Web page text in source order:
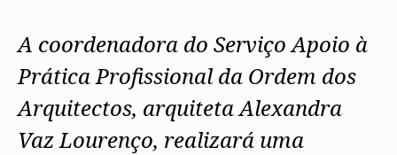
A coordenadora do Serviço Apoio à
Prática Profissional da Ordem dos
Arquitectos, arquiteta Alexandra
Vaz Lourenço, realizará uma